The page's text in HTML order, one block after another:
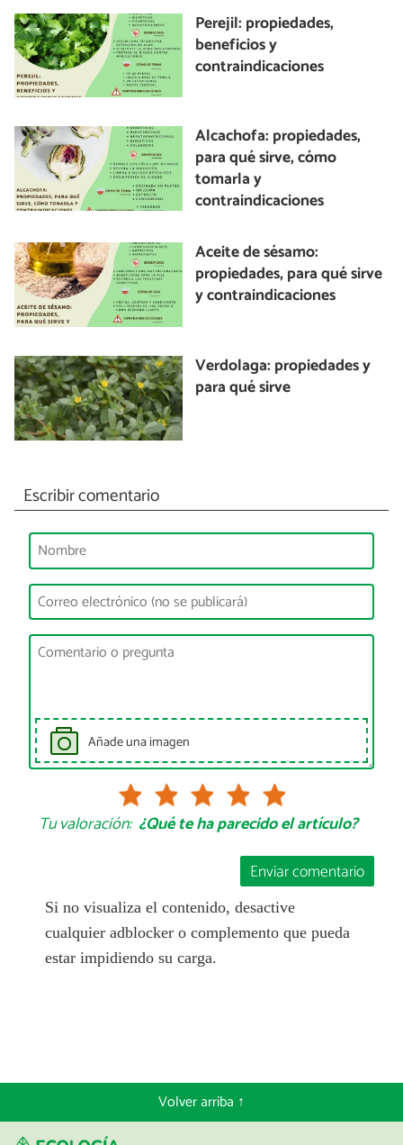
Perejil: propiedades,
beneficios y
contraindicaciones
Alcachofa: propiedades,
para qué sirve, cómo
tomarla y
contraindicaciones
Aceite de sésamo:
propiedades, para qué sirve
y contraindicaciones
Verdolaga: propiedades y
para qué sirve
Escribir comentario
Añade una imagen
Tu valoración: ¿Qué te ha parecido el artículo?
Enviar comentario
Si no visualiza el contenido, desactive
cualquier adblocker o complemento que pueda
estar impidiendo su carga.
Volver arriba ↑